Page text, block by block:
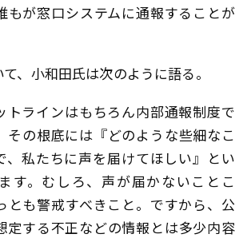
もが窓口システムに通報することが
、小和田氏は次のように語る。
トラインはもちろん内部通報制度で
その根底には『どのような些細なこ
、私たちに声を届けてほしい』とい
す。むしろ、声が届かないことこ
とも警戒すべきこと。ですから、公
定する不正などの情報とは多少内容